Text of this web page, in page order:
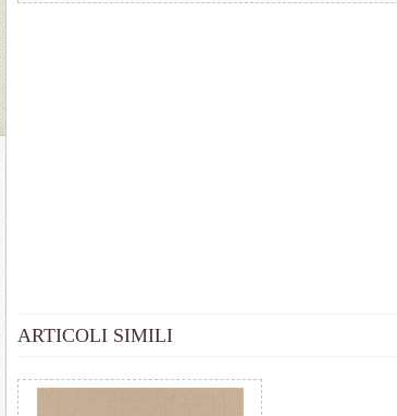
ARTICOLI SIMILI